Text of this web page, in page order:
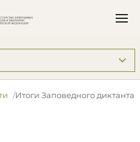
Итоги Заповедного диктанта